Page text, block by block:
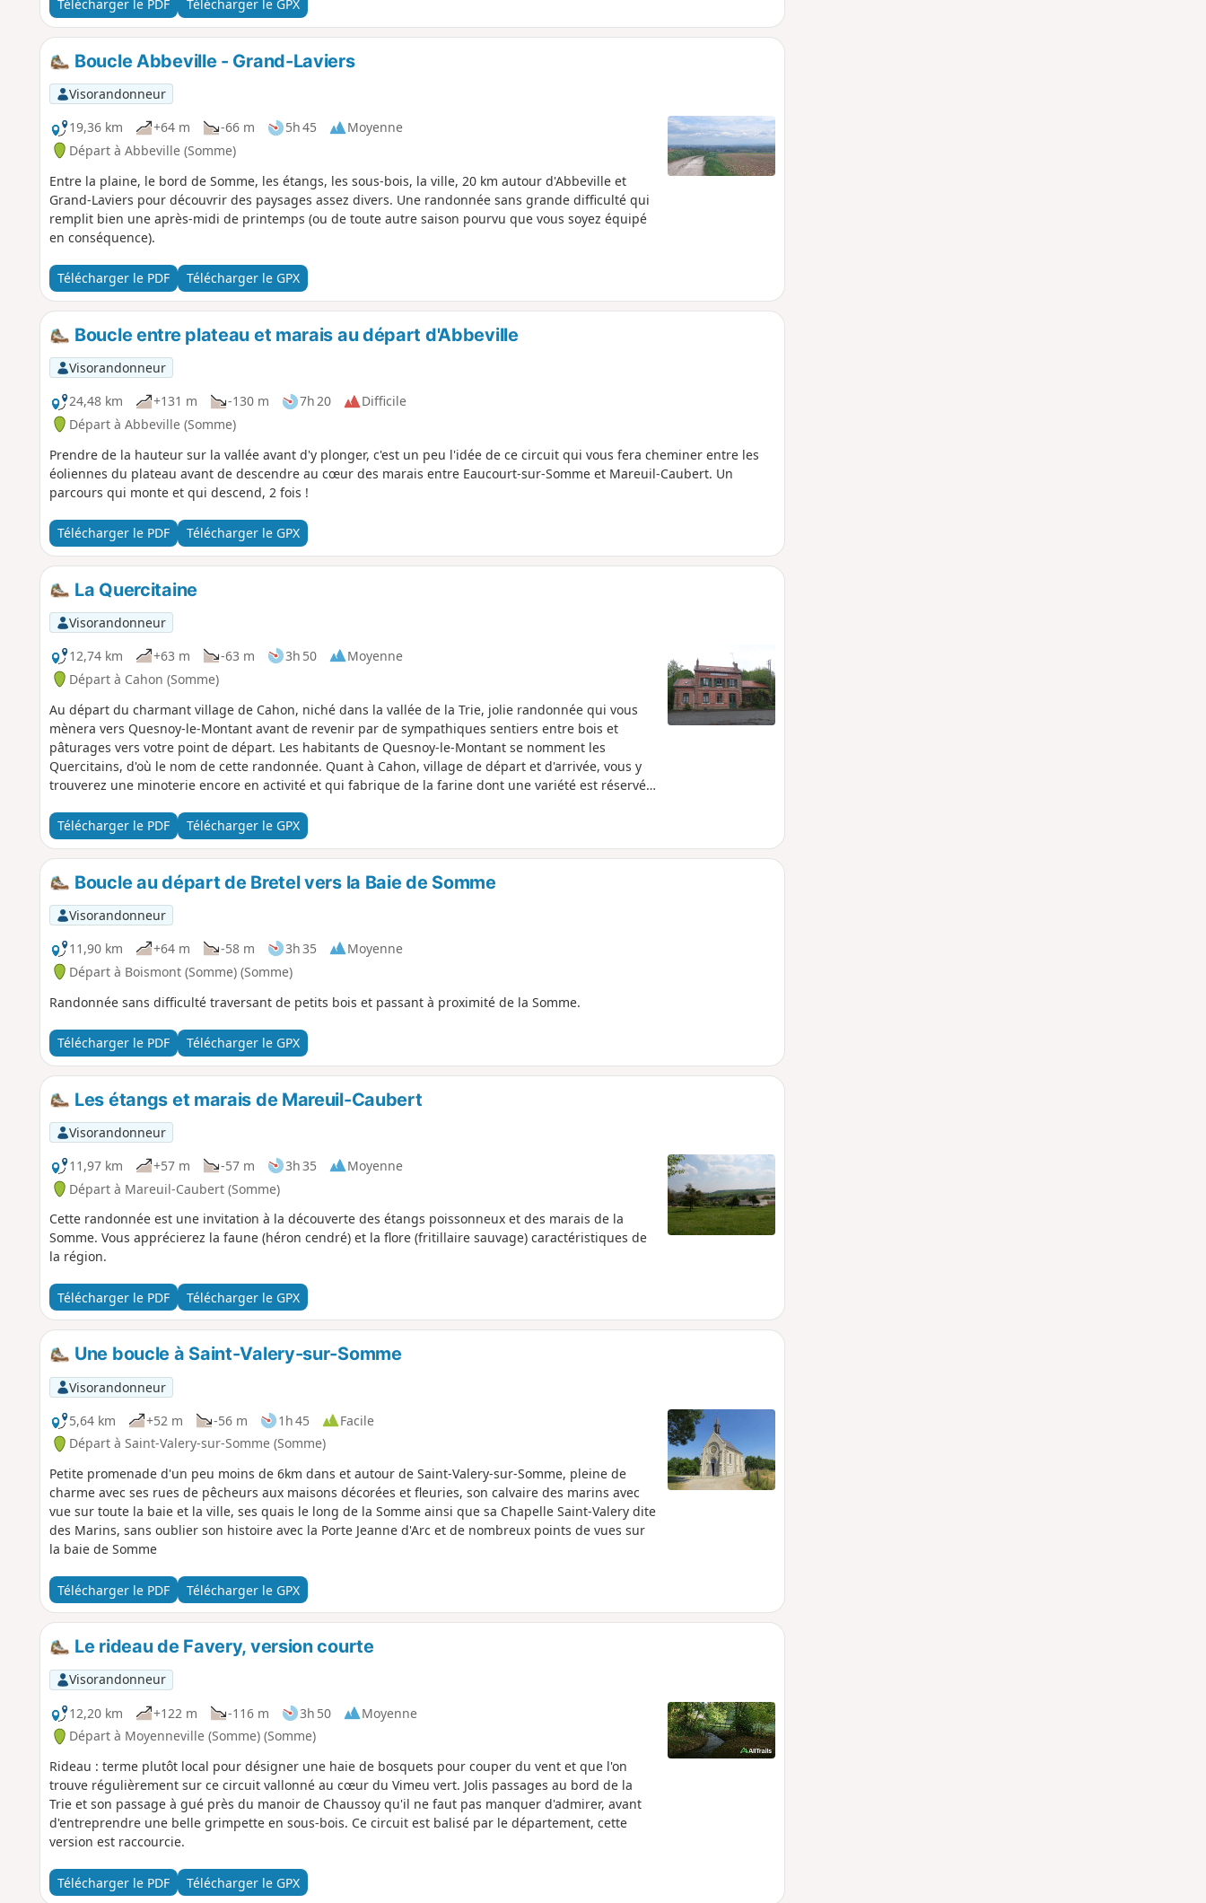
Télécharger le PDF Télécharger le GPX
Boucle Abbeville - Grand-Laviers
Visorandonneur
19,36 km
+64 m -66 m 5h 45
Moyenne
Départ à Abbeville (Somme)
Entre la plaine, le bord de Somme, les étangs, les sous-bois, la ville, 20 km autour d'Abbeville et
Grand-Laviers pour découvrir des paysages assez divers. Une randonnée sans grande difficulté qui
remplit bien une après-midi de printemps (ou de toute autre saison pourvu que vous soyez équipé
en conséquence).
Télécharger le PDF Télécharger le GPX
Boucle entre plateau et marais au départ d'Abbeville
Visorandonneur
24,48 km
+131 m -130 m 7h 20
Difficile
Départ à Abbeville (Somme)
Prendre de la hauteur sur la vallée avant d'y plonger, c'est un peu l'idée de ce circuit qui vous fera cheminer entre les
éoliennes du plateau avant de descendre au cœur des marais entre Eaucourt-sur-Somme et Mareuil-Caubert. Un
parcours qui monte et qui descend, 2 fois !
Télécharger le PDF Télécharger le GPX
La Quercitaine
Visorandonneur
12,74 km
+63 m -63 m 3h 50
Moyenne
Départ à Cahon (Somme)
Au départ du charmant village de Cahon, niché dans la vallée de la Trie, jolie randonnée qui vous
mènera vers Quesnoy-le-Montant avant de revenir par de sympathiques sentiers entre bois et
pâturages vers votre point de départ. Les habitants de Quesnoy-le-Montant se nomment les
Quercitains, d'où le nom de cette randonnée. Quant à Cahon, village de départ et d'arrivée, vous y
trouverez une minoterie encore en activité et qui fabrique de la farine dont une variété est réservée
boulangeries de la Somme. Randonnée gastronomique et patrimoniale, en somme.
Télécharger le PDF Télécharger le GPX
Boucle au départ de Bretel vers la Baie de Somme
Visorandonneur
11,90 km
+64 m -58 m 3h 35
Moyenne
Départ à Boismont (Somme) (Somme)
Randonnée sans difficulté traversant de petits bois et passant à proximité de la Somme.
Télécharger le PDF Télécharger le GPX
Les étangs et marais de Mareuil-Caubert
Visorandonneur
11,97 km
+57 m -57 m 3h 35
Moyenne
Départ à Mareuil-Caubert (Somme)
Cette randonnée est une invitation à la découverte des étangs poissonneux et des marais de la
Somme. Vous apprécierez la faune (héron cendré) et la flore (fritillaire sauvage) caractéristiques de
la région.
Télécharger le PDF Télécharger le GPX
Une boucle à Saint-Valery-sur-Somme
Visorandonneur
5,64 km
+52 m -56 m 1h 45
Facile
Départ à Saint-Valery-sur-Somme (Somme)
Petite promenade d'un peu moins de 6km dans et autour de Saint-Valery-sur-Somme, pleine de
charme avec ses rues de pêcheurs aux maisons décorées et fleuries, son calvaire des marins avec
vue sur toute la baie et la ville, ses quais le long de la Somme ainsi que sa Chapelle Saint-Valery dite
des Marins, sans oublier son histoire avec la Porte Jeanne d'Arc et de nombreux points de vues sur
la baie de Somme
Télécharger le PDF Télécharger le GPX
Le rideau de Favery, version courte
Visorandonneur
12,20 km
+122 m -116 m 3h 50
Moyenne
Départ à Moyenneville (Somme) (Somme)
Rideau : terme plutôt local pour désigner une haie de bosquets pour couper du vent et que l'on
trouve régulièrement sur ce circuit vallonné au cœur du Vimeu vert. Jolis passages au bord de la
Trie et son passage à gué près du manoir de Chaussoy qu'il ne faut pas manquer d'admirer, avant
d'entreprendre une belle grimpette en sous-bois. Ce circuit est balisé par le département, cette
version est raccourcie.
Télécharger le PDF Télécharger le GPX